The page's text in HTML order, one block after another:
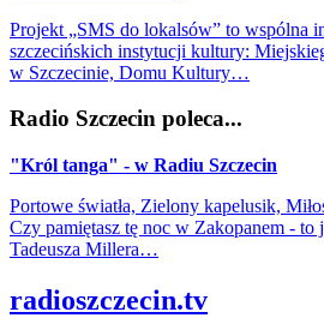
Projekt „SMS do lokalsów” to wspólna
szczecińskich instytucji kultury:
w Szczecinie, Domu Kultury…
Radio Szczecin poleca...
"Król tanga" - w Radiu Szczecin
Portowe światła, Zielony kapelusik,
Czy pamiętasz tę noc w Zakopanem -
Tadeusza Millera…
radioszczecin.tv